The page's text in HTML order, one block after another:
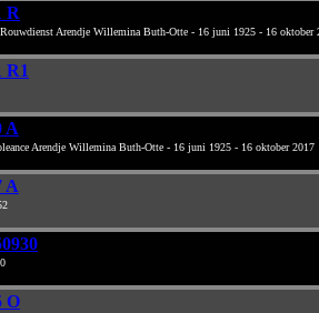
R
Arendje Willemina Buth-Otte - 16 juni 1925 - 16 oktober
R1
A
Arendje Willemina Buth-Otte - 16 juni 1925 - 16 oktober 2017
A
O